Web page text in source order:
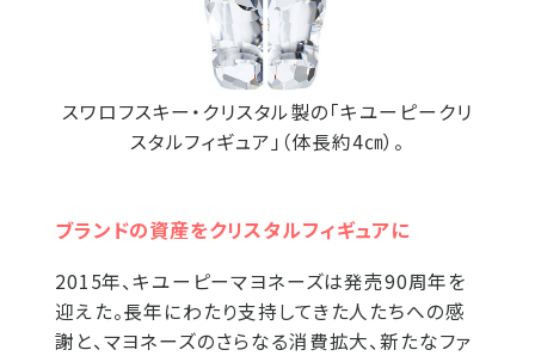
スワロフスキー・クリスタル製の「キユーピークリ
スタルフィギュア」（体長約4㎝）。
ブランドの資産をクリスタルフィギュアに
2015年、キユーピーマヨネーズは発売90周年を
迎えた。長年にわたり支持してきた人たちへの感
謝と、マヨネーズのさらなる消費拡大、新たなファ